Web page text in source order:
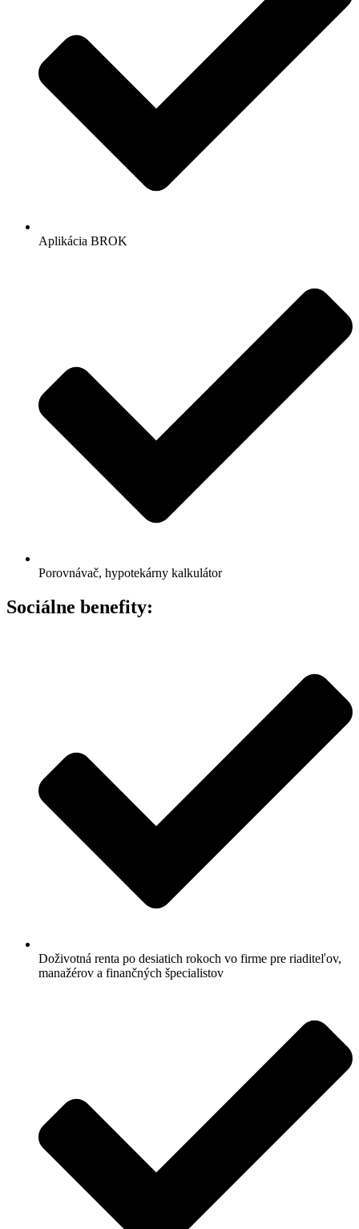
Aplikácia BROK
Porovnávač, hypotekárny kalkulátor
Sociálne benefity:
Doživotná renta po desiatich rokoch vo firme pre riaditeľov,
manažérov a finančných špecialistov